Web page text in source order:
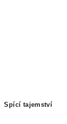
tajemství